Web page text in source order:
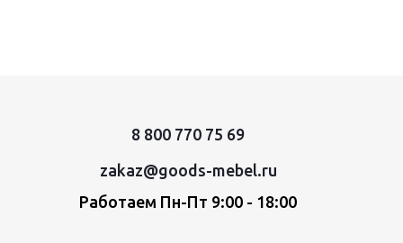
8 800 770 75 69
zakaz@goods-mebel.ru
Работаем Пн-Пт 9:00 - 18:00